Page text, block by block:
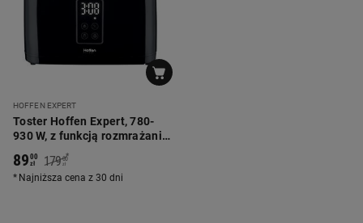
HOFFEN EXPERT
Toster Hoffen Expert, 780-
930 W, z funkcją rozmrażania,
8900
zł 179 00
zł
*
Najniższa cena z 30 dni